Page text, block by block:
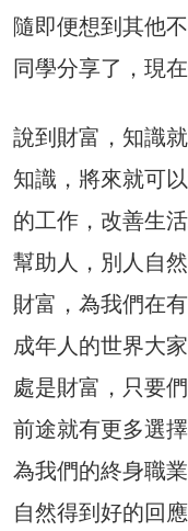
隨即便想到其他
同學分享了，現
說到財富，知識
知識，將來就可
的工作，改善生
幫助人，別人自
財富，為我們在
成年人的世界大
處是財富，只要
前途就有更多選
為我們的終身職
自然得到好的回